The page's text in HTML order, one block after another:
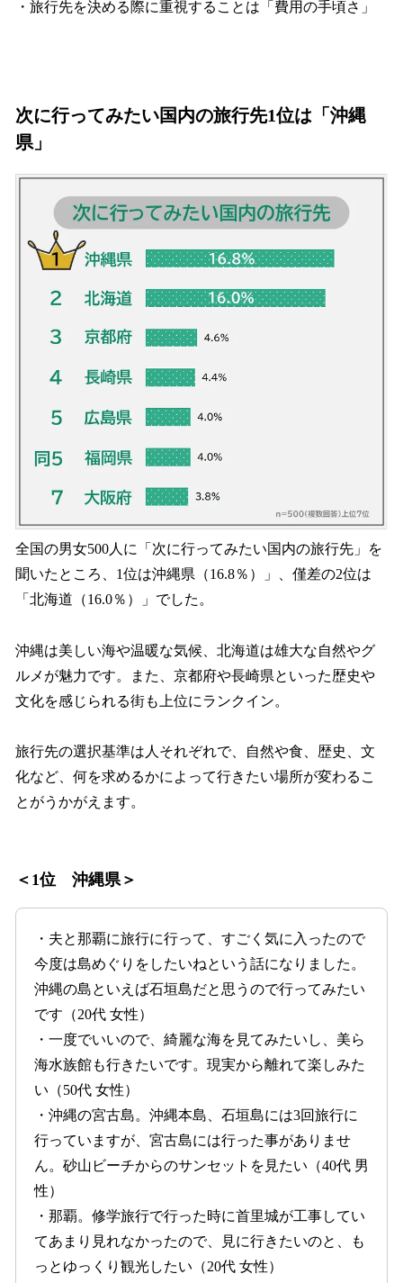
・旅行先を決める際に重視することは「費用の手頃さ」
次に行ってみたい国内の旅行先1位は「沖縄
県」
全国の男女500人に「次に行ってみたい国内の旅行先」を
聞いたところ、1位は沖縄県（16.8％）」、僅差の2位は
「北海道（16.0％）」でした。
沖縄は美しい海や温暖な気候、北海道は雄大な自然やグ
ルメが魅力です。また、京都府や長崎県といった歴史や
文化を感じられる街も上位にランクイン。
旅行先の選択基準は人それぞれで、自然や食、歴史、文
化など、何を求めるかによって行きたい場所が変わるこ
とがうかがえます。
＜1位 沖縄県＞
・夫と那覇に旅行に行って、すごく気に入ったので
今度は島めぐりをしたいねという話になりました。
沖縄の島といえば石垣島だと思うので行ってみたい
です（20代 女性）
・一度でいいので、綺麗な海を見てみたいし、美ら
海水族館も行きたいです。現実から離れて楽しみた
い（50代 女性）
・沖縄の宮古島。沖縄本島、石垣島には3回旅行に
行っていますが、宮古島には行った事がありませ
ん。砂山ビーチからのサンセットを見たい（40代 男
性）
・那覇。修学旅行で行った時に首里城が工事してい
てあまり見れなかったので、見に行きたいのと、も
っとゆっくり観光したい（20代 女性）